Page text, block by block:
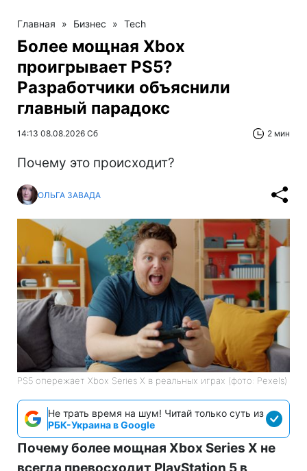
Главная » Бизнес » Tech
Более мощная Xbox
проигрывает PS5?
Разработчики объяснили
главный парадокс
14:13 08.08.2026 Сб 2 мин
Почему это происходит?
ОЛЬГА ЗАВАДА
PS5 опережает Xbox Series X в реальных играх (фото: Pexels)
Не трать время на шум! Читай только суть из
РБК-Украина в Google
Почему более мощная Xbox Series X не